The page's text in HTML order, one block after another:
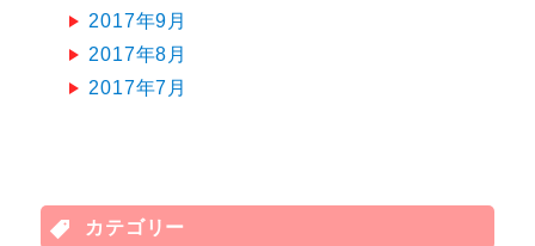
2017年9月
2017年8月
2017年7月
カテゴリー